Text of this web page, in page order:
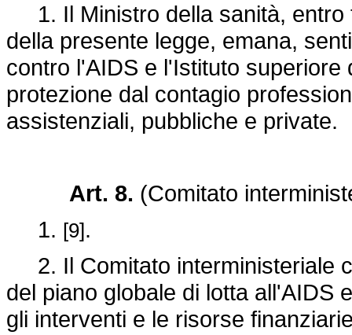
1. Il Ministro della sanità, entro
della presente legge, emana,
contro l'AIDS e l'Istituto
protezione dal contagio
assistenziali, pubbliche e private.
Art. 8. (Comitato
1. [9].
2. Il Comitato interministeriale
del piano globale di lotta all'AIDS
gli interventi e le risorse